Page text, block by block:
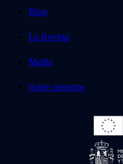
Blog
La Revista
Media
Sobre nosotros